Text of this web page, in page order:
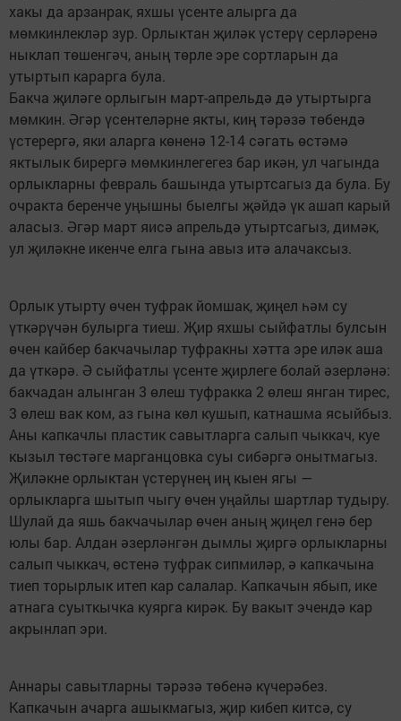
хакы да арзанрак, яхшы үсенте алырга да
мөмкинлекләр зур. Орлыктан җиләк үстерү серләренә
ныклап төшенгәч, аның төрле эре сортларын да
утыртып карарга була.
Бакча җиләге орлыгын март-апрельдә дә утыртырга
мөмкин. Әгәр үсентеләрне якты, киң тәрәзә төбендә
үстерергә, яки аларга көненә 12-14 сәгать өстәмә
яктылык бирергә мөмкинлегегез бар икән, ул чагында
орлыкларны февраль башында утыртсагыз да була. Бу
очракта беренче уңышны быелгы җәйдә үк ашап карый
аласыз. Әгәр март яисә апрельдә утыртсагыз, димәк,
ул җиләкне икенче елга гына авыз итә алачаксыз.
Орлык утырту өчен туфрак йомшак, җиңел һәм су
үткәрүчән булырга тиеш. Җир яхшы сыйфатлы булсын
өчен кайбер бакчачылар туфракны хәтта эре иләк аша
да үткәрә. Ә сыйфатлы үсенте җирлеге болай әзерләнә:
бакчадан алынган 3 өлеш туфракка 2 өлеш янган тирес,
3 өлеш вак ком, аз гына көл кушып, катнашма ясыйбыз.
Аны капкачлы пластик савытларга салып чыккач, куе
кызыл төстәге марганцовка суы сибәргә онытмагыз.
Җиләкне орлыктан үстерүнең иң кыен ягы —
орлыкларга шытып чыгу өчен уңайлы шартлар тудыру.
Шулай да яшь бакчачылар өчен аның җиңел генә бер
юлы бар. Алдан әзерләнгән дымлы җиргә орлыкларны
салып чыккач, өстенә туфрак сипмиләр, ә капкачына
тиеп торырлык итеп кар салалар. Капкачын ябып, ике
атнага суыткычка куярга кирәк. Бу вакыт эчендә кар
акрынлап эри.
Аннары савытларны тәрәзә төбенә күчерәбез.
Капкачын ачарга ашыкмагыз, җир кибеп китсә, су